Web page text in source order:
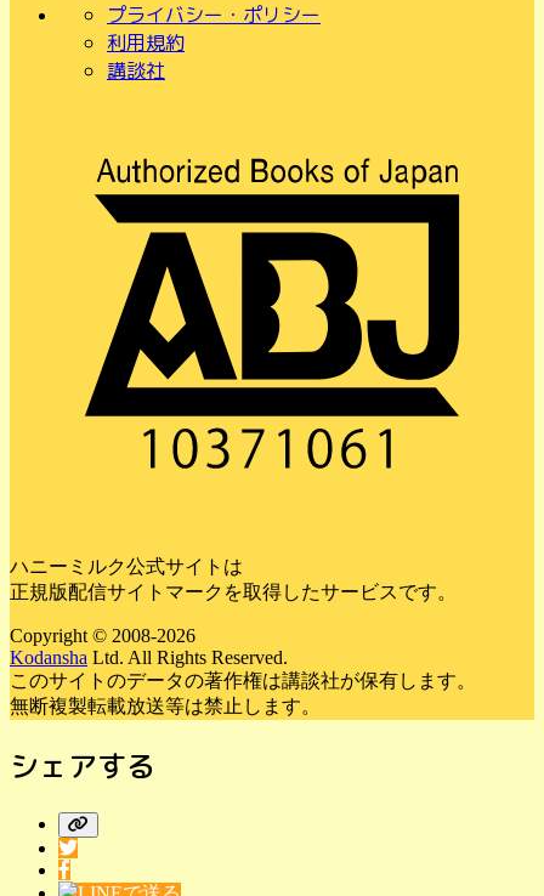
プライバシー・ポリシー
利用規約
講談社
ハニーミルク公式サイトは
正規版配信サイトマークを取得したサービスです。
Copyright © 2008-2026
Kodansha Ltd. All Rights Reserved.
このサイトのデータの著作権は講談社が保有します。
無断複製転載放送等は禁止します。
シェアする